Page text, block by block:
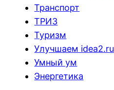
Транспорт
ТРИЗ
Туризм
Улучшаем idea2.ru
Умный ум
Энергетика